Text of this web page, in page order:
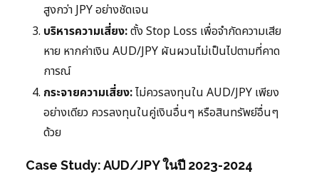
สูงกว่า JPY อย่างชัดเจน
บริหารความเสี่ยง:ตั้ง Stop Loss เพื่อจำกัดความเสีย
หาย หากค่าเงิน AUD/JPY ผันผวนไม่เป็นไปตามที่คาด
การณ์
กระจายความเสี่ยง:ไม่ควรลงทุนใน AUD/JPY เพียง
อย่างเดียว ควรลงทุนในคู่เงินอื่นๆ หรือสินทรัพย์อื่นๆ
ด้วย
Case Study: AUD/JPY ในปี 2023-2024